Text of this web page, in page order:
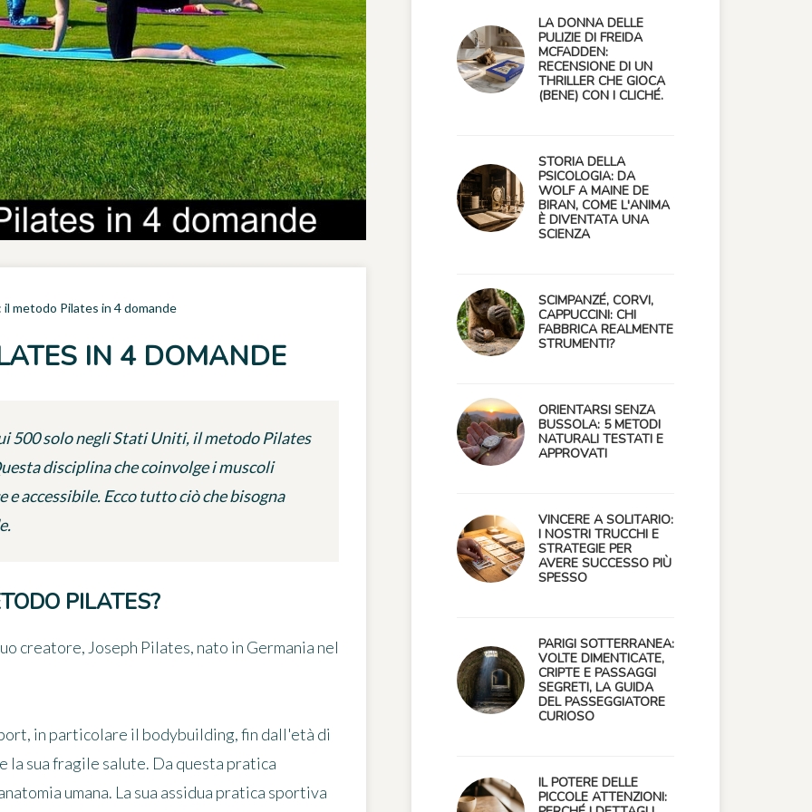
il metodo Pilates in 4 domande
IN 4 DOMANDE
500 solo negli Stati Uniti, il metodo Pilates
disciplina che coinvolge i muscoli
accessibile. Ecco tutto ciò che bisogna
PILATES?
creatore, Joseph Pilates, nato in Germania nel
in particolare il bodybuilding, fin dall'età di
la sua fragile salute. Da questa pratica
umana. La sua assidua pratica sportiva
LA DONNA DELLE
PULIZIE DI FREIDA
MCFADDEN:
RECENSIONE DI UN
THRILLER CHE GIOCA
(BENE) CON I CLICHÉ.
STORIA DELLA
PSICOLOGIA: DA
WOLF A MAINE DE
BIRAN, COME L'ANIMA
È DIVENTATA UNA
SCIENZA
SCIMPANZÉ, CORVI,
CAPPUCCINI: CHI
FABBRICA REALMENTE
STRUMENTI?
ORIENTARSI SENZA
BUSSOLA: 5 METODI
NATURALI TESTATI E
APPROVATI
VINCERE A SOLITARIO:
I NOSTRI TRUCCHI E
STRATEGIE PER
AVERE SUCCESSO PIÙ
SPESSO
PARIGI SOTTERRANEA:
VOLTE DIMENTICATE,
CRIPTE E PASSAGGI
SEGRETI, LA GUIDA
DEL PASSEGGIATORE
CURIOSO
IL POTERE DELLE
PICCOLE ATTENZIONI: